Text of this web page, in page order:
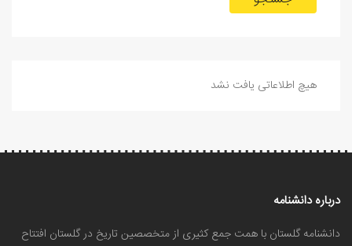
هیچ اطلاعاتی یافت نشد
درباره دانشنامه
دانشنامه گلستان با همت جمع کثیری از متخصصین تاریخ در گلستان افتتاح